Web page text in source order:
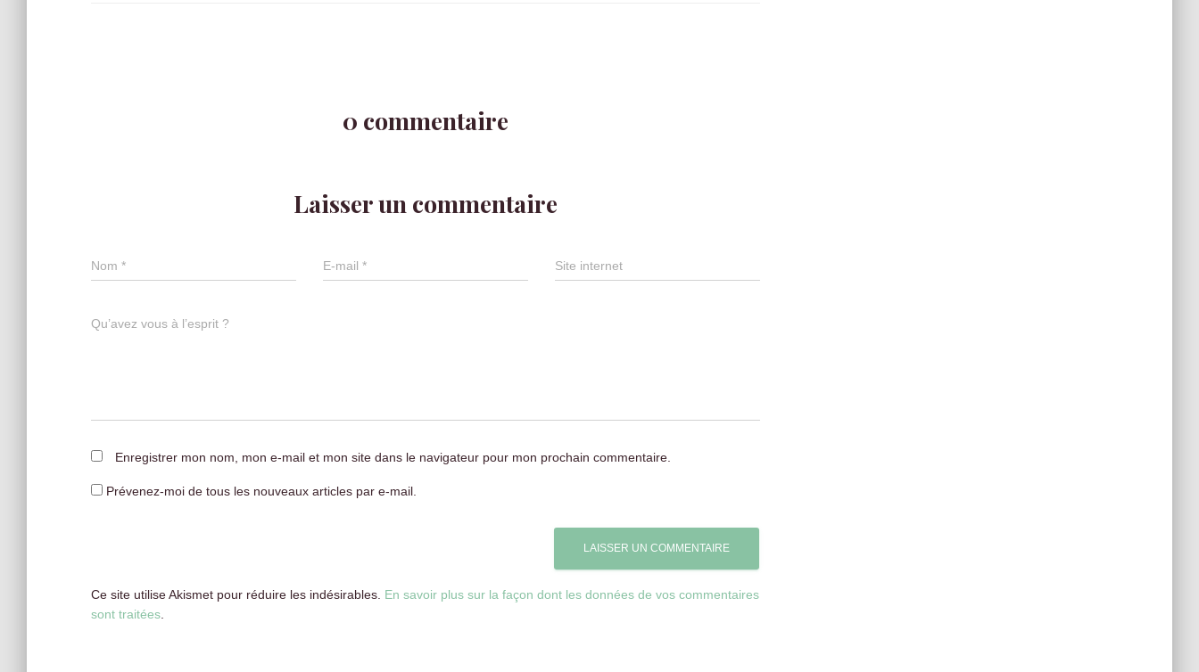
0 commentaire
Laisser un commentaire
Nom * E-mail * Site internet
Qu’avez vous à l’esprit ?
Enregistrer mon nom, mon e-mail et mon site dans le navigateur pour mon prochain commentaire.
Prévenez-moi de tous les nouveaux articles par e-mail.
Ce site utilise Akismet pour réduire les indésirables. En savoir plus sur la façon dont les données de vos commentaires
sont traitées